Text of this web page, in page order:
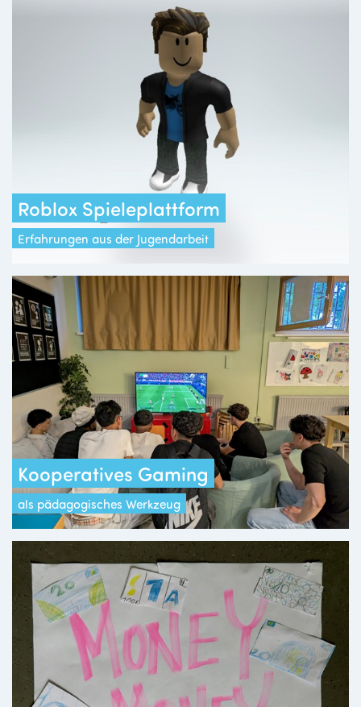
Roblox Spieleplattform
Erfahrungen aus der Jugendarbeit
Kooperatives Gaming
als pädagogisches Werkzeug